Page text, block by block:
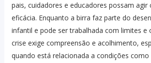
pais, cuidadores e educadores possam agir
eficácia. Enquanto a birra faz parte do
infantil e pode ser trabalhada com limites e
crise exige compreensão e acolhimento,
quando está relacionada a condições